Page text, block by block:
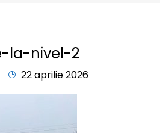
la-nivel-2
22 aprilie 2026